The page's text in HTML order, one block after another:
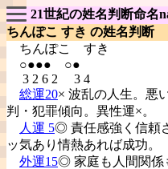
21世紀の姓名判断命名
ちんぽこ すき の姓名判断
ちんぽこ すき
○●●● ○●
3 2 6 2 3 4
総運20× 波乱の人生。悪
判・犯罪傾向。異性運×。
人運 5◎ 責任感強く信頼
ッ気あり情熱あれば成功。
外運15◎ 家庭も人間関係